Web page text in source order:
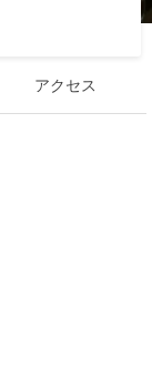
アクセス